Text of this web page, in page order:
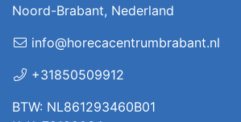
Noord-Brabant, Nederland
info@horecacentrumbrabant.nl
+31850509912
BTW: NL861293460B01